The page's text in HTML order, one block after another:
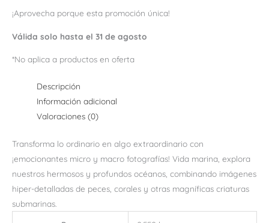
¡Aprovecha porque esta promoción única!
Válida solo hasta el 31 de agosto
*No aplica a productos en oferta
Descripción
Información adicional
Valoraciones (0)
Transforma lo ordinario en algo extraordinario con
¡emocionantes micro y macro fotografías! Vida marina, explora
nuestros hermosos y profundos océanos, combinando imágenes
hiper-detalladas de peces, corales y otras magníficas criaturas
submarinas.